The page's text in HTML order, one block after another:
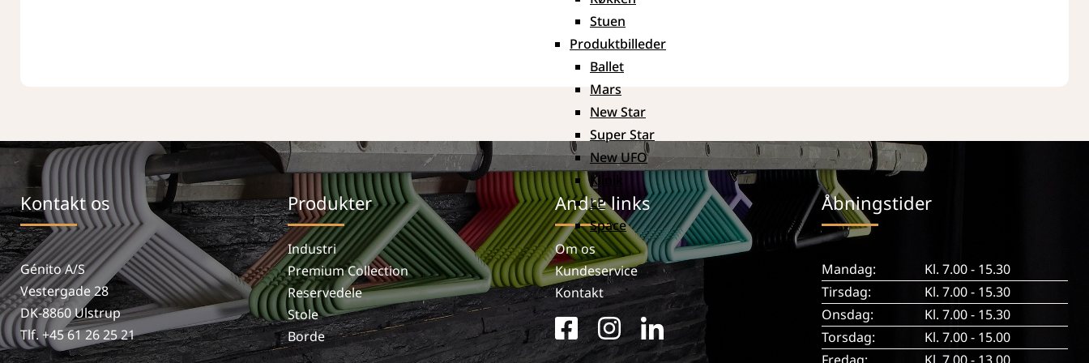
Stuen
Produktbilleder
Ballet
Mars
New Star
Super Star
New UFO
Klinik
LP
Space
Kontakt os
Génito A/S
Vestergade 28
DK-8860 Ulstrup
Tlf. +45 61 26 25 21
Produkter
Industri
Premium Collection
Reservedele
Stole
Borde
Andre links
Om os
Kundeservice
Kontakt
facebook
square
instagramlinkedin
in
Åbningstider
Mandag:
Kl. 7.00 - 15.30
Tirsdag:
Kl. 7.00 - 15.30
Onsdag:
Kl. 7.00 - 15.30
Torsdag:
Kl. 7.00 - 15.00